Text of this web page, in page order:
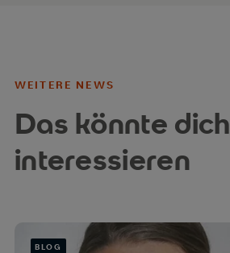
WEITERE NEWS
Das könnte dich
interessieren
BLOG